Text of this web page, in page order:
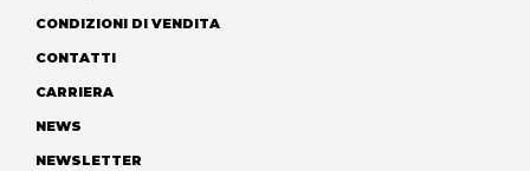
CONDIZIONI DI VENDITA
CONTATTI
CARRIERA
NEWS
NEWSLETTER